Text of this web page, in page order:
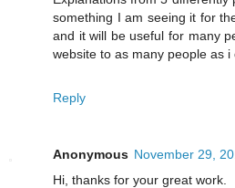
something I am seeing it for
and it will be useful for many
website to as many people as i
Reply
Anonymous November 29,
Hi, thanks for your great work.